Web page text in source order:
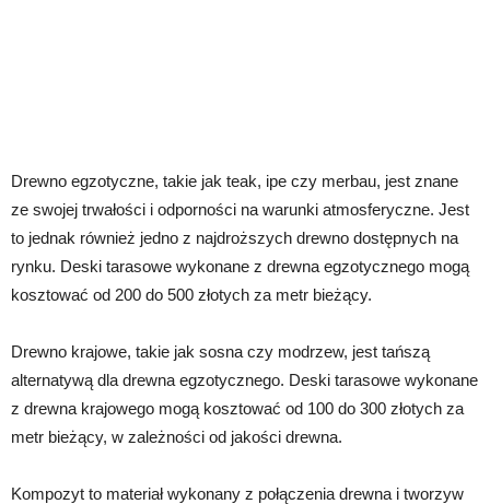
Drewno egzotyczne, takie jak teak, ipe czy merbau, jest znane
ze swojej trwałości i odporności na warunki atmosferyczne. Jest
to jednak również jedno z najdroższych drewno dostępnych na
rynku. Deski tarasowe wykonane z drewna egzotycznego mogą
kosztować od 200 do 500 złotych za metr bieżący.
Drewno krajowe, takie jak sosna czy modrzew, jest tańszą
alternatywą dla drewna egzotycznego. Deski tarasowe wykonane
z drewna krajowego mogą kosztować od 100 do 300 złotych za
metr bieżący, w zależności od jakości drewna.
Kompozyt to materiał wykonany z połączenia drewna i tworzyw